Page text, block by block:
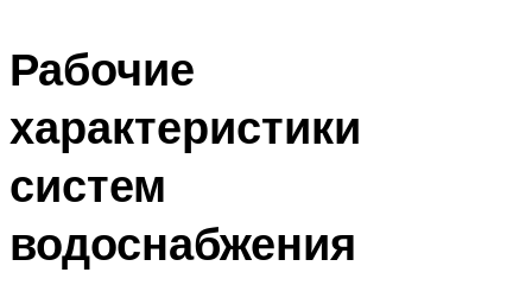
Рабочие
характеристики
систем
водоснабжения